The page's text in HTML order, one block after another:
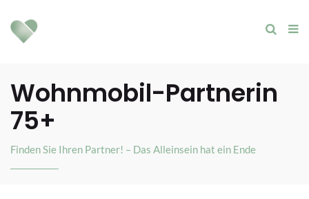
Wohnmobil-Partnerin
75+
Finden Sie Ihren Partner! – Das Alleinsein hat ein Ende